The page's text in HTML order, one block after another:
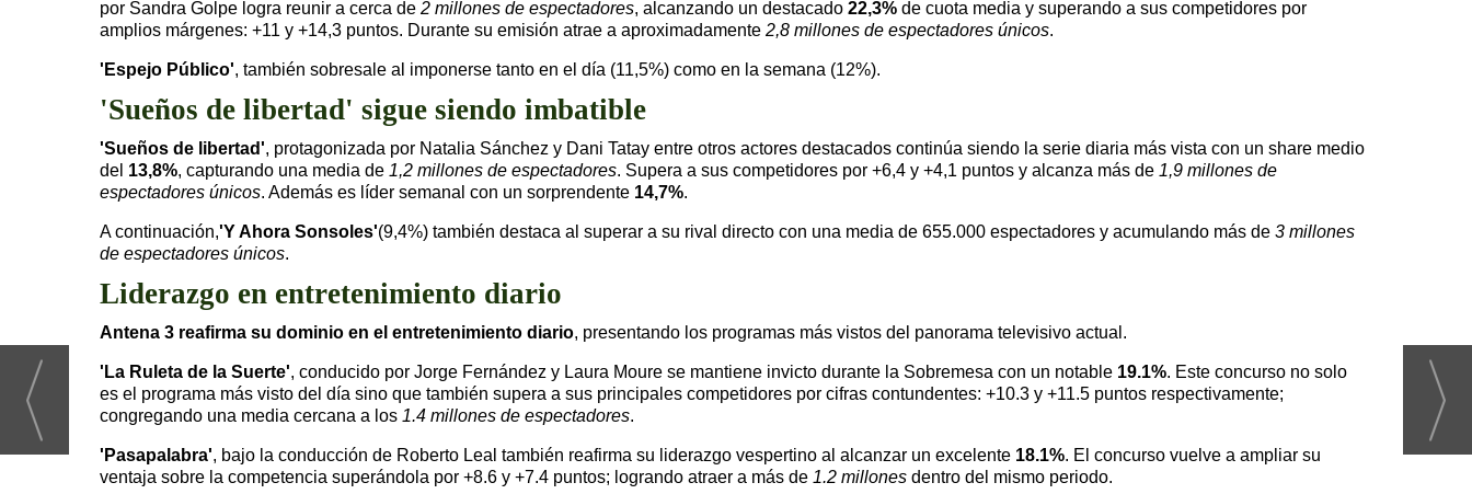
por Sandra Golpe logra reunir a cerca de 2 millones de espectadores, alcanzando un destacado 22,3% de cuota media y superando a sus competidores por
amplios márgenes: +11 y +14,3 puntos. Durante su emisión atrae a aproximadamente 2,8 millones de espectadores únicos.
'Espejo Público', también sobresale al imponerse tanto en el día (11,5%) como en la semana (12%).
'Sueños de libertad' sigue siendo imbatible
'Sueños de libertad', protagonizada por Natalia Sánchez y Dani Tatay entre otros actores destacados continúa siendo la serie diaria más vista con un share medio
del 13,8%, capturando una media de 1,2 millones de espectadores. Supera a sus competidores por +6,4 y +4,1 puntos y alcanza más de 1,9 millones de
espectadores únicos. Además es líder semanal con un sorprendente 14,7%.
A continuación,'Y Ahora Sonsoles'(9,4%) también destaca al superar a su rival directo con una media de 655.000 espectadores y acumulando más de 3 millones
de espectadores únicos.
Liderazgo en entretenimiento diario
Antena 3 reafirma su dominio en el entretenimiento diario, presentando los programas más vistos del panorama televisivo actual.
'La Ruleta de la Suerte', conducido por Jorge Fernández y Laura Moure se mantiene invicto durante la Sobremesa con un notable 19.1%. Este concurso no solo
es el programa más visto del día sino que también supera a sus principales competidores por cifras contundentes: +10.3 y +11.5 puntos respectivamente;
congregando una media cercana a los 1.4 millones de espectadores.
'Pasapalabra', bajo la conducción de Roberto Leal también reafirma su liderazgo vespertino al alcanzar un excelente 18.1%. El concurso vuelve a ampliar su
ventaja sobre la competencia superándola por +8.6 y +7.4 puntos; logrando atraer a más de 1.2 millones dentro del mismo periodo.